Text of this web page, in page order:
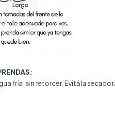
fría, sin retorcer. Evitá la